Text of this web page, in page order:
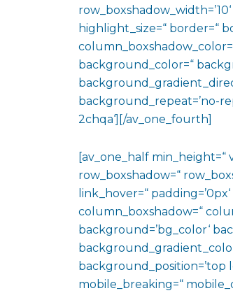
highlight_size=“ border=“
background_color=“
background_repeat=’no-
2chqa‘][/av_one_fourth]
[av_one_half min_height=“
row_boxshadow=“
link_hover=“
column_boxshadow=“
background=’bg_color‘
background_position=’top
mobile_breaking=“